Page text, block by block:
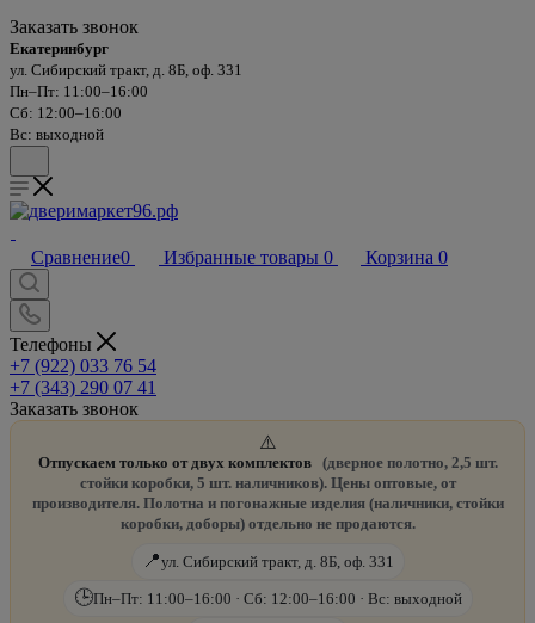
Заказать звонок
Екатеринбург
ул. Сибирский тракт, д. 8Б, оф. 331
Пн–Пт: 11:00–16:00
Сб: 12:00–16:00
Вс: выходной
Сравнение0 Избранные товары 0 Корзина 0
Телефоны
+7 (922) 033 76 54
+7 (343) 290 07 41
Заказать звонок
⚠️
Отпускаем только от двух комплектов
(дверное полотно, 2,5 шт.
стойки коробки, 5 шт. наличников). Цены оптовые, от
производителя. Полотна и погонажные изделия (наличники, стойки
коробки, доборы) отдельно не продаются.
📍ул. Сибирский тракт, д. 8Б, оф. 331
🕒Пн–Пт: 11:00–16:00 · Сб: 12:00–16:00 · Вс: выходной